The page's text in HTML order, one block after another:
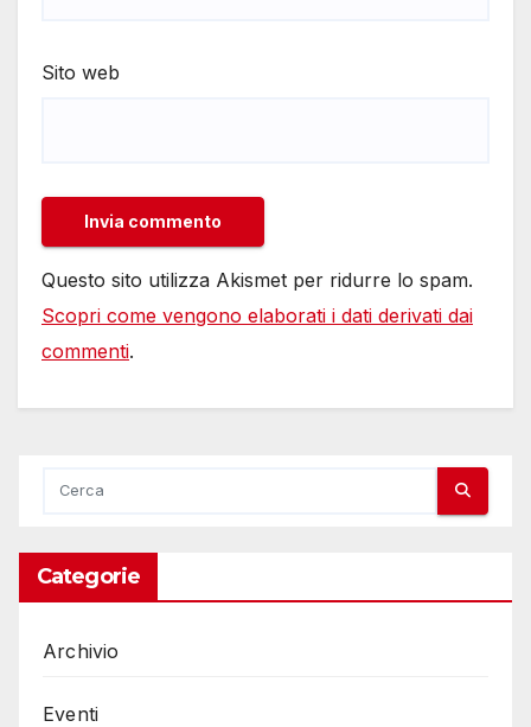
Sito web
Questo sito utilizza Akismet per ridurre lo spam.
Scopri come vengono elaborati i dati derivati dai
commenti.
Categorie
Archivio
Eventi